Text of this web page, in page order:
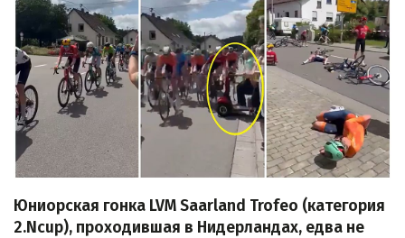
Юниорская гонка LVM Saarland Trofeo (категория
2.Ncup), проходившая в Нидерландах, едва не